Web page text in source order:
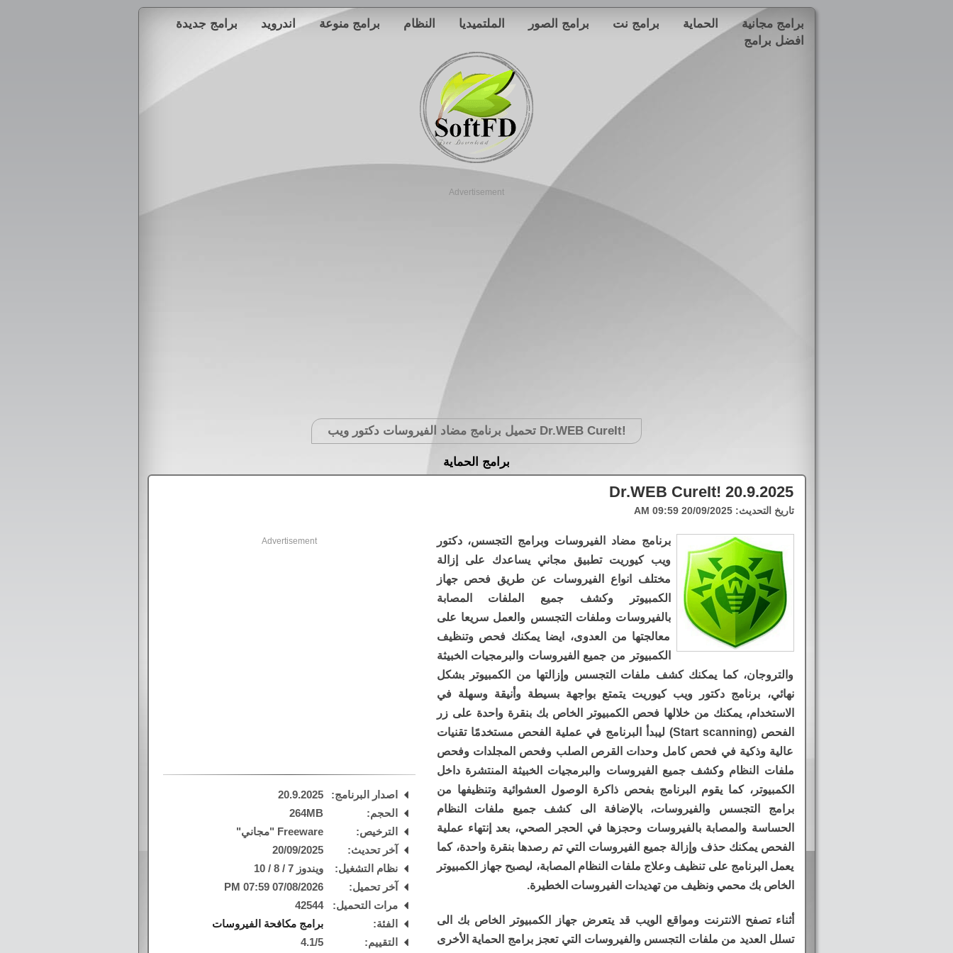
برامج مجانية الحماية برامج نت برامج الصور الملتميديا النظام برامج منوعة اندرويد
برامج جديدة
افضل برامج
Advertisement
Dr.WEB CureIt! تحميل برنامج مضاد الفيروسات دكتور ويب
برامج الحماية
Dr.WEB CureIt! 20.9.2025
تاريخ التحديث:20/09/2025 09:59 AM
برنامج مضاد الفيروسات وبرامج التجسس، دكتور
ويب كيوريت تطبيق مجاني يساعدك على إزالة
مختلف انواع الفيروسات عن طريق فحص جهاز
الكمبيوتر وكشف جميع الملفات المصابة
بالفيروسات وملفات التجسس والعمل سريعا على
معالجتها من العدوى، ايضا يمكنك فحص وتنظيف
الكمبيوتر من جميع الفيروسات والبرمجيات الخبيثة
والتروجان، كما يمكنك كشف ملفات التجسس وإزالتها من الكمبيوتر بشكل
نهائي، برنامج دكتور ويب كيوريت يتمتع بواجهة بسيطة وأنيقة وسهلة في
الاستخدام، يمكنك من خلالها فحص الكمبيوتر الخاص بك بنقرة واحدة على زر
الفحص (Start scanning) ليبدأ البرنامج في عملية الفحص مستخدمًا تقنيات
عالية وذكية في فحص كامل وحدات القرص الصلب وفحص المجلدات وفحص
ملفات النظام وكشف جميع الفيروسات والبرمجيات الخبيثة المنتشرة داخل
الكمبيوتر، كما يقوم البرنامج بفحص ذاكرة الوصول العشوائية وتنظيفها من
برامج التجسس والفيروسات، بالإضافة الى كشف جميع ملفات النظام
الحساسة والمصابة بالفيروسات وحجزها في الحجر الصحي، بعد إنتهاء عملية
الفحص يمكنك حذف وإزالة جميع الفيروسات التي تم رصدها بنقرة واحدة، كما
يعمل البرنامج على تنظيف وعلاج ملفات النظام المصابة، ليصبح جهاز الكمبيوتر
الخاص بك محمي ونظيف من تهديدات الفيروسات الخطيرة.
أثناء تصفح الانترنت ومواقع الويب قد يتعرض جهاز الكمبيوتر الخاص بك الى
تسلل العديد من ملفات التجسس والفيروسات التي تعجز برامج الحماية الأخرى
Advertisement
اصدار البرنامج:
20.9.2025
الحجم:
264MB
الترخيص:
Freeware "مجاني"
آخر تحديث:
20/09/2025
نظام التشغيل:
ويندوز 7 / 8 / 10
آخر تحميل:
07/08/2026 07:59 PM
مرات التحميل:
42544
الفئة:
برامج مكافحة الفيروسات
التقييم:
4.1/5